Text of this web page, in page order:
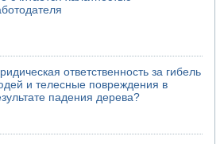
ответственность за гибель
и телесные повреждения в
падения дерева?